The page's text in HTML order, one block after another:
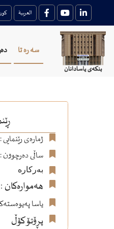
العربية
سه ره تا
ڕێنمایی ژمارە ١ ساڵی
ژمارەی رێنمایی : 1
ساڵی دەرچوون : 2022
بەرکارە
هەموارەکان : 0
یاسا
پڕۆتۆکۆڵ